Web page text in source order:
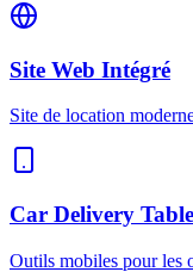
Site Web Intégré
Site de location
Car Delivery
Outils mobiles pour les